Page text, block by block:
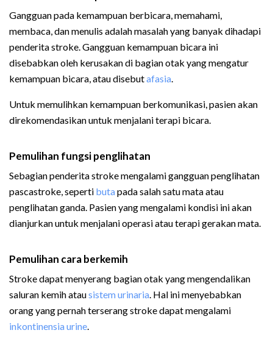
Gangguan pada kemampuan berbicara, memahami,
membaca, dan menulis adalah masalah yang banyak dihadapi
penderita stroke. Gangguan kemampuan bicara ini
disebabkan oleh kerusakan di bagian otak yang mengatur
kemampuan bicara, atau disebutafasia.
Untuk memulihkan kemampuan berkomunikasi, pasien akan
direkomendasikan untuk menjalani terapi bicara.
Pemulihan fungsi penglihatan
Sebagian penderita stroke mengalami gangguan penglihatan
pascastroke, seperti butapada salah satu mata atau
penglihatan ganda. Pasien yang mengalami kondisi ini akan
dianjurkan untuk menjalani operasi atau terapi gerakan mata.
Pemulihan cara berkemih
Stroke dapat menyerang bagian otak yang mengendalikan
saluran kemih atausistem urinaria. Hal ini menyebabkan
orang yang pernah terserang stroke dapat mengalami
inkontinensia urine.